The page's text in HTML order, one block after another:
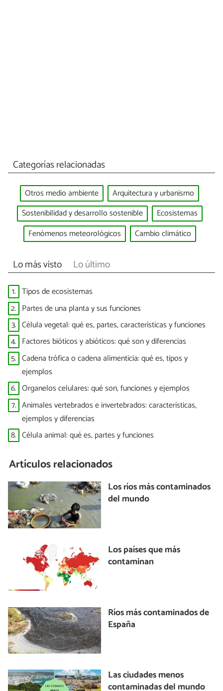
Categorías relacionadas
Otros medio ambiente
Arquitectura y urbanismo
Sostenibilidad y desarrollo sostenible
Ecosistemas
Fenómenos meteorológicos
Cambio climático
Lo más visto Lo último
1. Tipos de ecosistemas
2. Partes de una planta y sus funciones
3. Célula vegetal: qué es, partes, características y funciones
4. Factores bióticos y abióticos: qué son y diferencias
5. Cadena trófica o cadena alimenticia: qué es, tipos y
ejemplos
6. Organelos celulares: qué son, funciones y ejemplos
7. Animales vertebrados e invertebrados: características,
ejemplos y diferencias
8. Célula animal: qué es, partes y funciones
Artículos relacionados
Los ríos más contaminados
del mundo
Los países que más
contaminan
Ríos más contaminados de
España
Las ciudades menos
contaminadas del mundo